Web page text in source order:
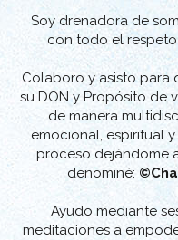
2014 - 2015
España
España
Soy drenadora de
con todo el
Colaboro y asisto para
su DON y Propósito de
de manera
emocional, espiritual
proceso dejándome
denominé:
Ayudo mediante
meditaciones a